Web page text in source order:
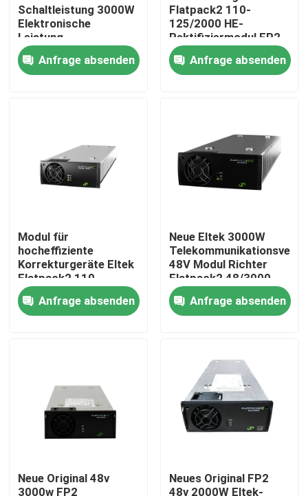
Videos
Fabrik Tour
Qualitätskontrolle
Referenzen
Fernmeldeausrüstungs-Kabinett
Schaltleistung 3000W
Elektronische
Leistung
Telekommunikation
ELTEK Flatpack2
60/3000 SHE
Anfrage absenden
Flatpack2 110-
125/2000 HE-
Rektifiziermodul FP2
110/2000 HE WOR
Teilnummer
241115.805
Anfrage absenden
Modul für
hocheffiziente
Korrekturgeräte Eltek
Flatpack2 110-
120V/20A HE FP2
Korrekturgeräte Teil
Nr. 241119.805 für
Anfrage absenden
Neue Eltek 3000W
48V Modul Richter
Flatpack2 48/3000
SHE (241119.106) für
Eltek 6U 9U Hybrid
Powe
Anfrage absenden
Neue Original 48v
3000w FP2
Neues Original FP2
48v 2000W Eltek-